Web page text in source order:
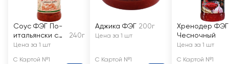
Соус ФЭГ По-
итальянски с
прованскими
240г
Цена за 1 шт
С Картой №1
Аджика ФЭГ 200г
Цена за 1 шт
С Картой №1
Хренодер ФЭГ
Чесночный
Цена за 1 шт
С Картой №1